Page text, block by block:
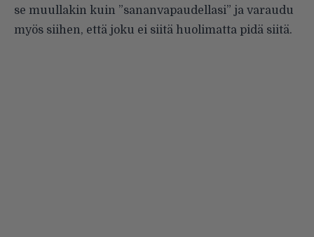
se muullakin kuin ”sananvapaudellasi” ja varaudu
myös siihen, että joku ei siitä huolimatta pidä siitä.